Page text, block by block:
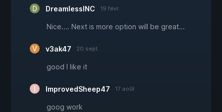
DreamlessINC 19 févr.
Nice.... Next is more option will be great...
v3ak47 20 sept.
good I like it
ImprovedSheep47 17 août
goog work